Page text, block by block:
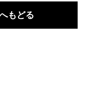
もどる